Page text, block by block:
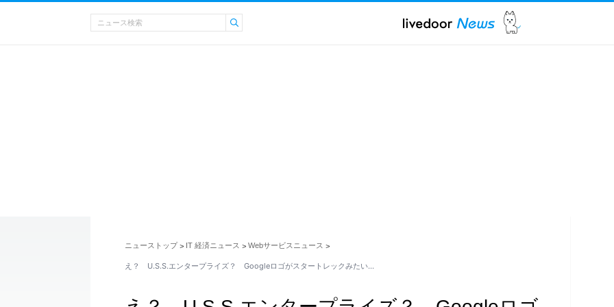
ニューストップ > IT 経済ニュース > Webサービスニュース >
え？ U.S.S.エンタープライズ？ Googleロゴがスタートレックみたい…